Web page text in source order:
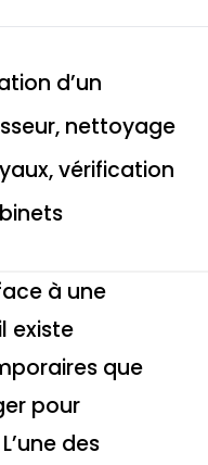
d’un
nettoyage
vérification
à une
existe
que
pour
des